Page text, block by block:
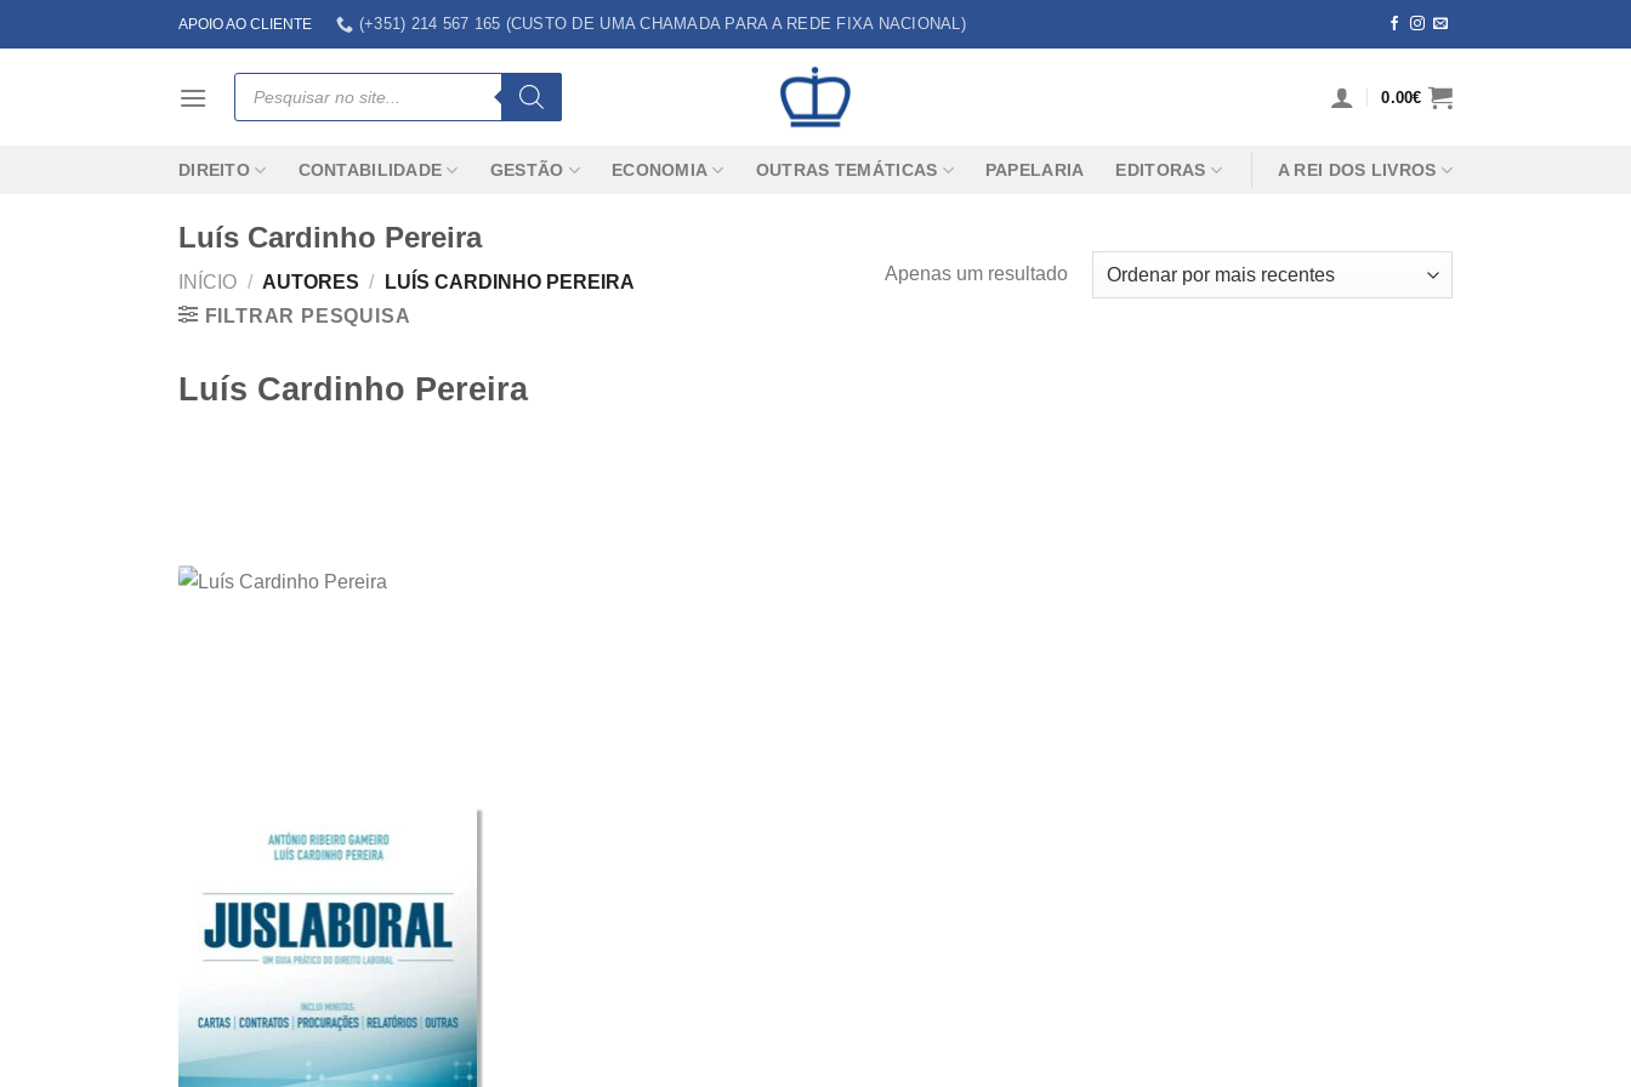
to
APOIO AO CLIENTE (+351) 214 567 165 (CUSTO DE UMA CHAMADA PARA A REDE FIXA NACIONAL)
Products
search
0.00€
DIREITO CONTABILIDADE GESTÃO ECONOMIA OUTRAS TEMÁTICAS PAPELARIA EDITORAS A REI DOS LIVROS
Luís Cardinho Pereira
INÍCIO / AUTORES /
LUÍS CARDINHO PEREIRA
FILTRAR PESQUISA
Apenas um resultado
Luís Cardinho Pereira